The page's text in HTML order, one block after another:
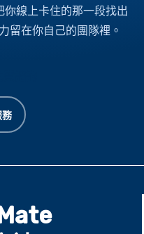
線上卡住的那一段找出
留在你自己的團隊裡。
務